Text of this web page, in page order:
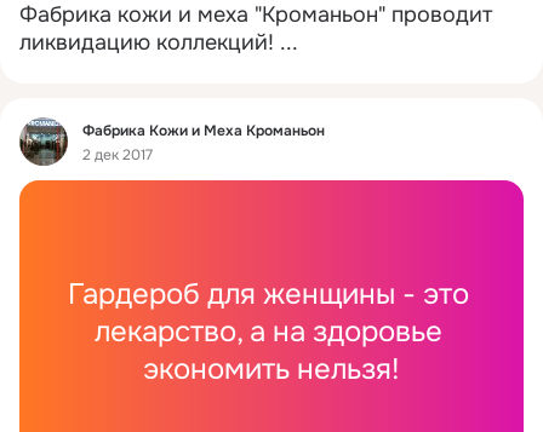
Фабрика кожи и меха "Кроманьон" проводит
ликвидацию коллекций! ...
Фид
Фабрика Кожи и Меха Кроманьон
2 дек 2017
Гардероб для женщины - это
лекарство, а на здоровье
экономить нельзя!